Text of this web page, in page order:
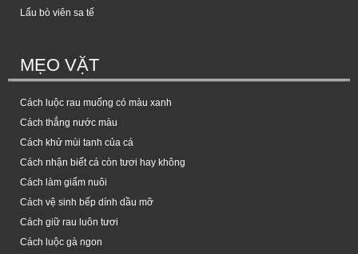
Lẩu bò viên sa tế
MẸO VẶT
Cách luộc rau muống có màu xanh
Cách thắng nước màu
Cách khử mùi tanh của cá
Cách nhận biết cá còn tươi hay không
Cách làm giấm nuôi
Cách vệ sinh bếp dính dầu mỡ
Cách giữ rau luôn tươi
Cách luộc gà ngon